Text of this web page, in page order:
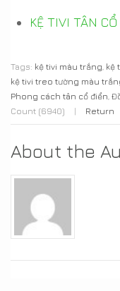
KỆ TIVI TÂN
Tags: kệ tivi màu trắng, kệ
kệ tivi treo tường màu
Phong cách tân cổ điển,
Count (6940)
| Return
About the